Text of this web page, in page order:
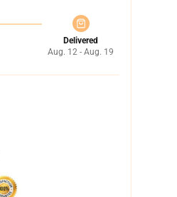
Delivered
Aug. 12 - Aug. 19